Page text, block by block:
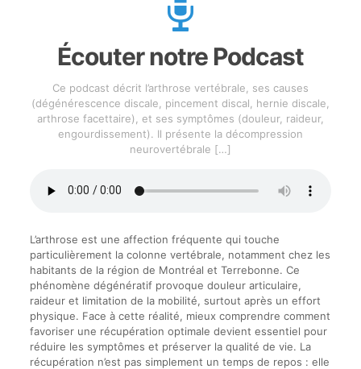
Écouter notre Podcast
Ce podcast décrit l’arthrose vertébrale, ses causes
(dégénérescence discale, pincement discal, hernie discale,
arthrose facettaire), et ses symptômes (douleur, raideur,
engourdissement). Il présente la décompression
neurovertébrale […]
L’arthrose est une affection fréquente qui touche
particulièrement la colonne vertébrale, notamment chez les
habitants de la région de Montréal et Terrebonne. Ce
phénomène dégénératif provoque douleur articulaire,
raideur et limitation de la mobilité, surtout après un effort
physique. Face à cette réalité, mieux comprendre comment
favoriser une récupération optimale devient essentiel pour
réduire les symptômes et préserver la qualité de vie. La
récupération n’est pas simplement un temps de repos : elle